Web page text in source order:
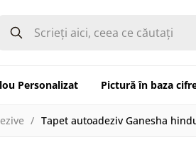
Personalizat Pictură în baza
Tapet autoadeziv Ganesha